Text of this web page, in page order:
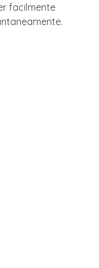
facilmente